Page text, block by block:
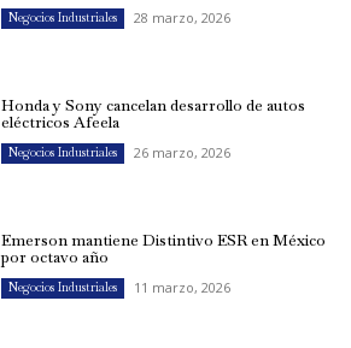
Negocios Industriales 28 marzo, 2026
Honda y Sony cancelan desarrollo de autos
eléctricos Afeela
Negocios Industriales 26 marzo, 2026
Emerson mantiene Distintivo ESR en México
por octavo año
Negocios Industriales 11 marzo, 2026